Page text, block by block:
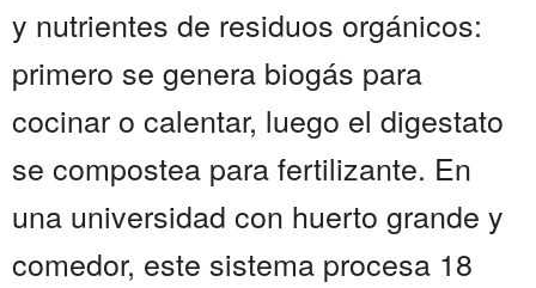
y nutrientes de residuos orgánicos:
primero se genera biogás para
cocinar o calentar, luego el digestato
se compostea para fertilizante. En
una universidad con huerto grande y
comedor, este sistema procesa 18